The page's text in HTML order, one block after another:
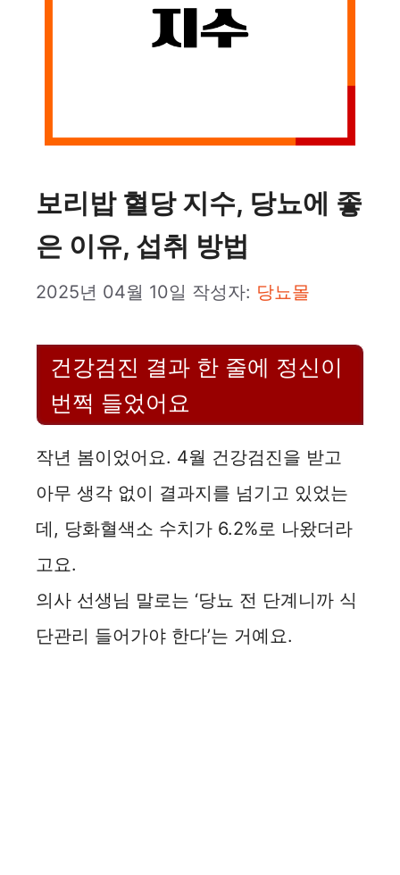
보리밥 혈당 지수, 당뇨에 좋
은 이유, 섭취 방법
2025년 04월 10일 작성자: 당뇨몰
건강검진 결과 한 줄에 정신이
번쩍 들었어요
작년 봄이었어요. 4월 건강검진을 받고
아무 생각 없이 결과지를 넘기고 있었는
데, 당화혈색소 수치가 6.2%로 나왔더라
고요.
의사 선생님 말로는 ‘당뇨 전 단계니까 식
단관리 들어가야 한다’는 거예요.